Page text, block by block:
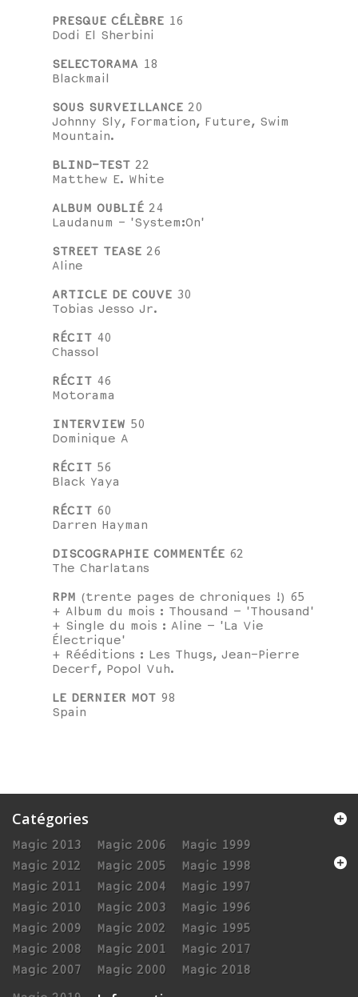
PRESQUE CÉLÈBRE 16
Dodi El Sherbini
SELECTORAMA 18
Blackmail
SOUS SURVEILLANCE 20
Johnny Sly, Formation, Future, Swim
Mountain.
BLIND-TEST 22
Matthew E. White
ALBUM OUBLIÉ 24
Laudanum - 'System:On'
STREET TEASE 26
Aline
ARTICLE DE COUVE 30
Tobias Jesso Jr.
RÉCIT 40
Chassol
RÉCIT 46
Motorama
INTERVIEW 50
Dominique A
RÉCIT 56
Black Yaya
RÉCIT 60
Darren Hayman
DISCOGRAPHIE COMMENTÉE 62
The Charlatans
RPM (trente pages de chroniques !) 65
+ Album du mois : Thousand – 'Thousand'
+ Single du mois : Aline – 'La Vie
Électrique'
+ Rééditions : Les Thugs, Jean-Pierre
Decerf, Popol Vuh.
LE DERNIER MOT 98
Spain
Catégories
Magic 2013
Magic 2012
Magic 2011
Magic 2010
Magic 2009
Magic 2008
Magic 2007
Magic 2006
Magic 2005
Magic 2004
Magic 2003
Magic 2002
Magic 2001
Magic 2000
Magic 1999
Magic 1998
Magic 1997
Magic 1996
Magic 1995
Magic 2017
Magic 2018